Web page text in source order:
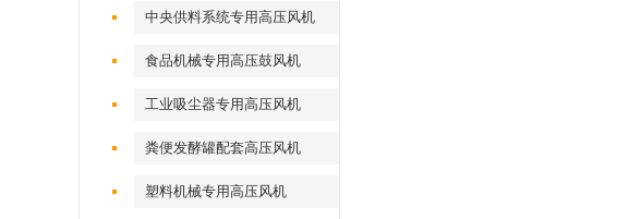
中央供料系统专用高压风机
食品机械专用高压鼓风机
工业吸尘器专用高压风机
粪便发酵罐配套高压风机
塑料机械专用高压风机